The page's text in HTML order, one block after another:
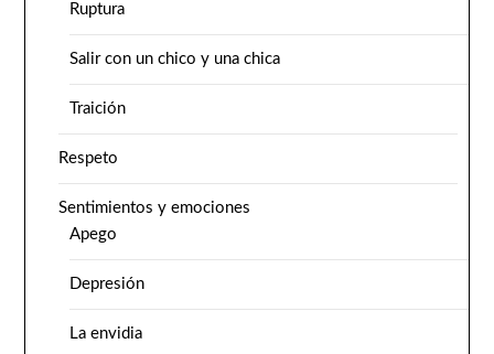
Ruptura
Salir con un chico y una chica
Traición
Respeto
Sentimientos y emociones
Apego
Depresión
La envidia